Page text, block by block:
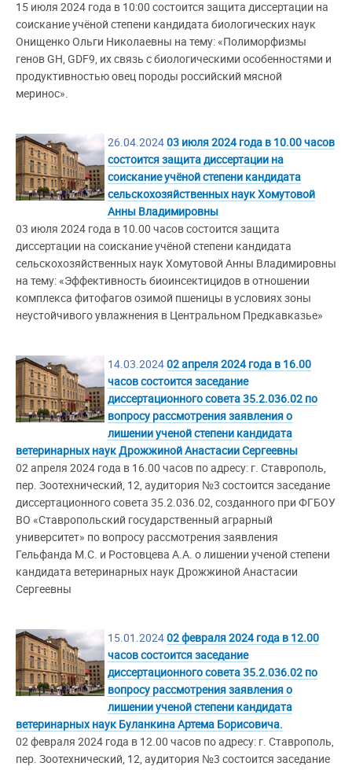
15 июля 2024 года в 10:00 состоится защита диссертации на
соискание учёной степени кандидата биологических наук
Онищенко Ольги Николаевны на тему: «Полиморфизмы
генов GH, GDF9, их связь с биологическими особенностями и
продуктивностью овец породы российский мясной
меринос».
26.04.202403 июля 2024 года в 10.00 часов
состоится защита диссертации на
соискание учёной степени кандидата
сельскохозяйственных наук Хомутовой
Анны Владимировны
03 июля 2024 года в 10.00 часов состоится защита
диссертации на соискание учёной степени кандидата
сельскохозяйственных наук Хомутовой Анны Владимировны
на тему: «Эффективность биоинсектицидов в отношении
комплекса фитофагов озимой пшеницы в условиях зоны
неустойчивого увлажнения в Центральном Предкавказье»
14.03.202402 апреля 2024 года в 16.00
часов состоится заседание
диссертационного совета 35.2.036.02 по
вопросу рассмотрения заявления о
лишении ученой степени кандидата
ветеринарных наук Дрожжиной Анастасии Сергеевны
02 апреля 2024 года в 16.00 часов по адресу: г. Ставрополь,
пер. Зоотехнический, 12, аудитория №3 состоится заседание
диссертационного совета 35.2.036.02, созданного при ФГБОУ
ВО «Ставропольский государственный аграрный
университет» по вопросу рассмотрения заявления
Гельфанда М.С. и Ростовцева А.А. о лишении ученой степени
кандидата ветеринарных наук Дрожжиной Анастасии
Сергеевны
15.01.202402 февраля 2024 года в 12.00
часов состоится заседание
диссертационного совета 35.2.036.02 по
вопросу рассмотрения заявления о
лишении ученой степени кандидата
ветеринарных наук Буланкина Артема Борисовича.
02 февраля 2024 года в 12.00 часов по адресу: г. Ставрополь,
пер. Зоотехнический, 12, аудитория №3 состоится заседание